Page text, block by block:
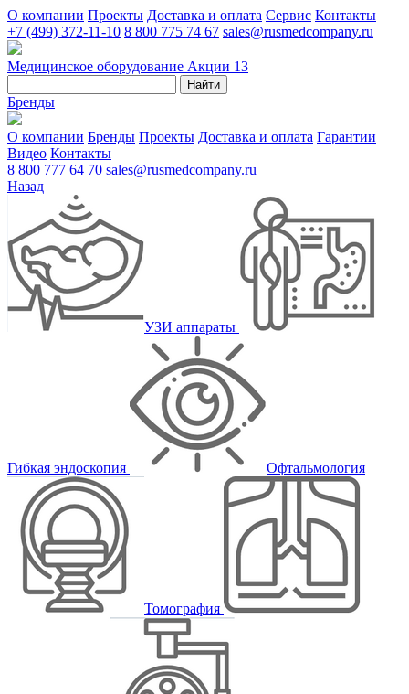
О компании Проекты Доставка и оплата Сервис Контакты
+7 (499) 372-11-10 8 800 775 74 67 sales@rusmedcompany.ru
Медицинское оборудование Акции 13
Найти
Бренды
О компании Бренды Проекты Доставка и оплата Гарантии
Видео Контакты
8 800 777 64 70 sales@rusmedcompany.ru
Назад
УЗИ аппараты
Гибкая эндоскопия Офтальмология
Томография